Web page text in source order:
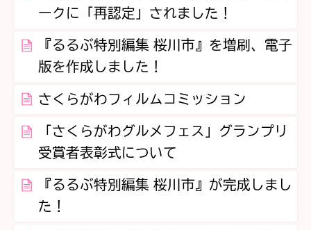
ークに「再認定」されました！
『るるぶ特別編集 桜川市』を増刷、電子
版を作成しました！
さくらがわフィルムコミッション
「さくらがわグルメフェス」グランプリ
受賞者表彰式について
『るるぶ特別編集 桜川市』が完成しまし
た！